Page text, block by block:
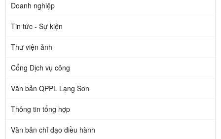
Doanh nghiệp
Tin tức - Sự kiện
Thư viện ảnh
Cổng Dịch vụ công
Văn bản QPPL Lạng Sơn
Thông tin tổng hợp
Văn bản chỉ đạo điều hành